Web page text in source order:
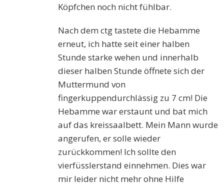
Köpfchen noch nicht fühlbar.
Nach dem ctg tastete die Hebamme
erneut, ich hatte seit einer halben
Stunde starke wehen und innerhalb
dieser halben Stunde öffnete sich der
Muttermund von
fingerkuppendurchlässig zu 7 cm! Die
Hebamme war erstaunt und bat mich
auf das kreissaalbett. Mein Mann wurde
angerufen, er solle wieder
zurückkommen! Ich sollte den
vierfüsslerstand einnehmen. Dies war
mir leider nicht mehr ohne Hilfe